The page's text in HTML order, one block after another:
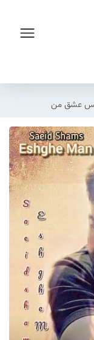
عشق من